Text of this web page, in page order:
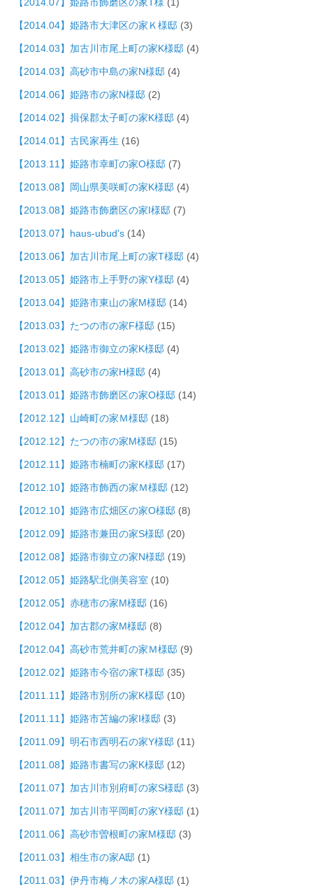
【2014.07】姫路市飾磨区の家T様 (1)
【2014.04】姫路市大津区の家Ｋ様邸 (3)
【2014.03】加古川市尾上町の家K様邸 (4)
【2014.03】高砂市中島の家N様邸 (4)
【2014.06】姫路市の家N様邸 (2)
【2014.02】揖保郡太子町の家K様邸 (4)
【2014.01】古民家再生 (16)
【2013.11】姫路市幸町の家O様邸 (7)
【2013.08】岡山県美咲町の家K様邸 (4)
【2013.08】姫路市飾磨区の家I様邸 (7)
【2013.07】haus-ubud's (14)
【2013.06】加古川市尾上町の家T様邸 (4)
【2013.05】姫路市上手野の家Y様邸 (4)
【2013.04】姫路市東山の家M様邸 (14)
【2013.03】たつの市の家F様邸 (15)
【2013.02】姫路市御立の家K様邸 (4)
【2013.01】高砂市の家H様邸 (4)
【2013.01】姫路市飾磨区の家O様邸 (14)
【2012.12】山崎町の家Ｍ様邸 (18)
【2012.12】たつの市の家M様邸 (15)
【2012.11】姫路市楠町の家K様邸 (17)
【2012.10】姫路市飾西の家Ｍ様邸 (12)
【2012.10】姫路市広畑区の家O様邸 (8)
【2012.09】姫路市兼田の家S様邸 (20)
【2012.08】姫路市御立の家N様邸 (19)
【2012.05】姫路駅北側美容室 (10)
【2012.05】赤穂市の家M様邸 (16)
【2012.04】加古郡の家M様邸 (8)
【2012.04】高砂市荒井町の家Ｍ様邸 (9)
【2012.02】姫路市今宿の家T様邸 (35)
【2011.11】姫路市別所の家K様邸 (10)
【2011.11】姫路市苫編の家I様邸 (3)
【2011.09】明石市西明石の家Y様邸 (11)
【2011.08】姫路市書写の家K様邸 (12)
【2011.07】加古川市別府町の家S様邸 (3)
【2011.07】加古川市平岡町の家Y様邸 (1)
【2011.06】高砂市曽根町の家M様邸 (3)
【2011.03】相生市の家A邸 (1)
【2011.03】伊丹市梅ノ木の家A様邸 (1)